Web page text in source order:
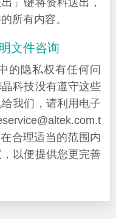
所有内容。
文件咨询
的隐私权有任何问
科技没有遵守这些
我们，请利用电子
合理适当的范围内
以便提供您更完善